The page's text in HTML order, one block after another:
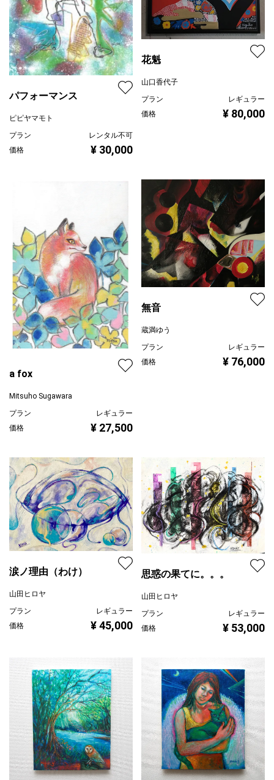
パフォーマンス
ピピヤマモト
プラン
レンタル不可
価格
¥ 30,000
花魁
山口香代子
プラン
レギュラー
価格
¥ 80,000
a fox
Mitsuho Sugawara
プラン
レギュラー
価格
¥ 27,500
無音
蔵満ゆう
プラン
レギュラー
価格
¥ 76,000
涙ノ理由（わけ）
山田ヒロヤ
プラン
レギュラー
価格
¥ 45,000
思惑の果てに。。。
山田ヒロヤ
プラン
レギュラー
価格
¥ 53,000